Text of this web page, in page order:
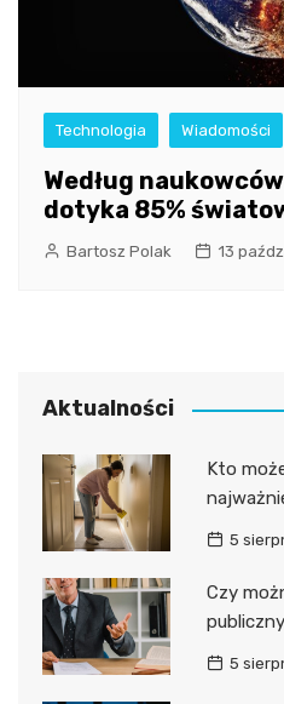
Technologia Wiadomości
Według
dotyka 85%
Bartosz Polak 13
Aktualności
Kto
5
Czy
5